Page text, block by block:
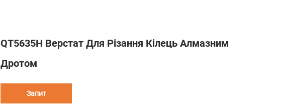
QT5635H Верстат Для Різання Кілець Алмазним
Дротом
Запит